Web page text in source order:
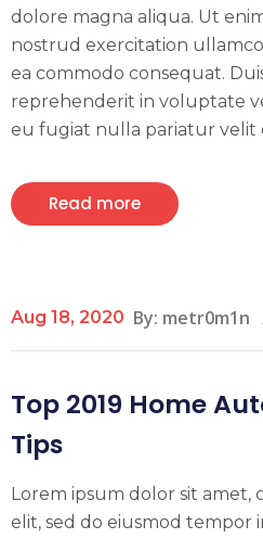
dolore magna aliqua. Ut
nostrud exercitation
ea commodo consequat.
reprehenderit in voluptate
eu fugiat nulla pariatur velit
Read more
Aug 18, 2020 By: metr0m1n
Top 2019 Home
Tips
Lorem ipsum dolor sit amet,
elit, sed do eiusmod